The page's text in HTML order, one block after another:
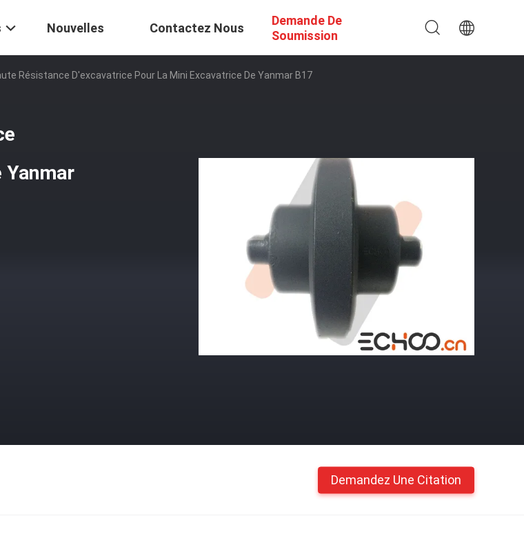
Nouvelles Contactez Nous
Demande De
Soumission
Résistance D'excavatrice Pour La Mini Excavatrice De Yanmar B17
Yanmar
Demandez Une Citation